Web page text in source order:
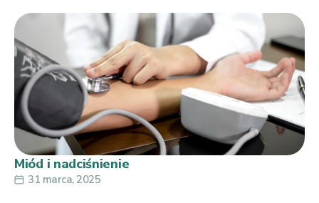
Miód i nadciśnienie
31 marca, 2025